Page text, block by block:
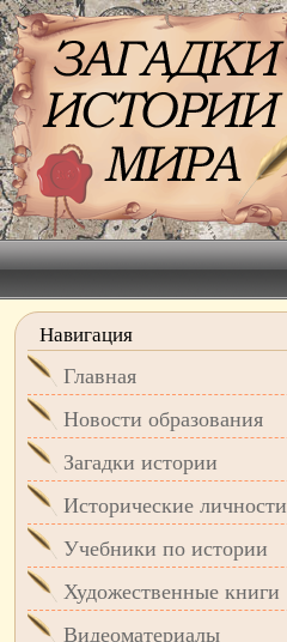
Навигация
Главная
Новости образования
Загадки истории
Исторические личности
Учебники по истории
Художественные книги
Видеоматериалы